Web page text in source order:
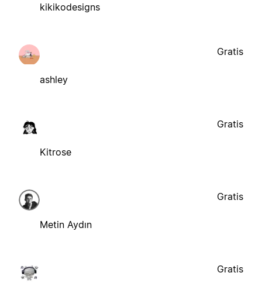
kikikodesigns
ashley
Gratis
Kitrose
Gratis
Metin Aydın
Gratis
Gratis